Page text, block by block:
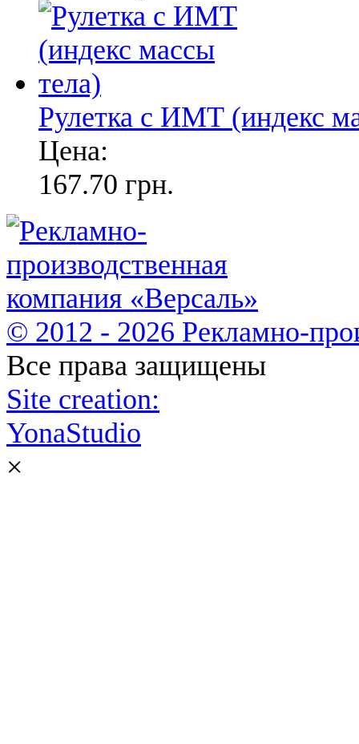
Рулетка с ИМТ (индекс
Цена:
167.70 грн.
© 2012 - 2026 Рекламно-
Все права защищены
Site creation:
YonaStudio
×